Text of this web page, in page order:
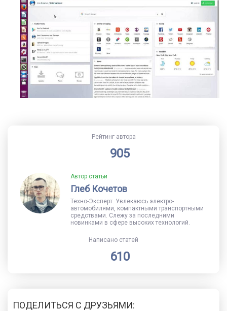
Рейтинг автора
905
Автор статьи
Глеб Кочетов
Техно-Эксперт. Увлекаюсь электро-
автомобилями, компактными транспортными
средствами. Слежу за последними
новинками в сфере высоких технологий.
Написано статей
610
ПОДЕЛИТЬСЯ С ДРУЗЬЯМИ: